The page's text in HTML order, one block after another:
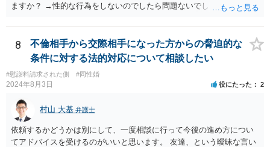
ますか？ →性的な行為をしないのでしたら問題ないでしょう
8
不倫相手から交際相手になった方からの脅迫的な
条件に対する法的対応について相談したい
#慰謝料請求された側 #同性婚
2024年8月3日 役にたった 2
村山 大基 弁護士
依頼するかどうかは別にして、一度相談に行って今後の進め方につい
てアドバイスを受けるのがいいと思います。 友達、という曖昧な言い